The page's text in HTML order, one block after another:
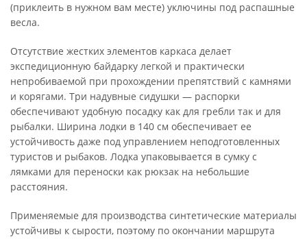
(приклеить в нужном вам месте) уключины под распашные
весла.
Отсутствие жестких элементов каркаса делает
экспедиционную байдарку легкой и практически
непробиваемой при прохождении препятствий с камнями
и корягами. Три надувные сидушки — распорки
обеспечивают удобную посадку как для гребли так и для
рыбалки. Ширина лодки в 140 см обеспечивает ее
устойчивость даже под управлением неподготовленных
туристов и рыбаков. Лодка упаковывается в сумку с
лямками для переноски как рюкзак на небольшие
расстояния.
Применяемые для производства синтетические материалы
устойчивы к сырости, поэтому по окончании маршрута